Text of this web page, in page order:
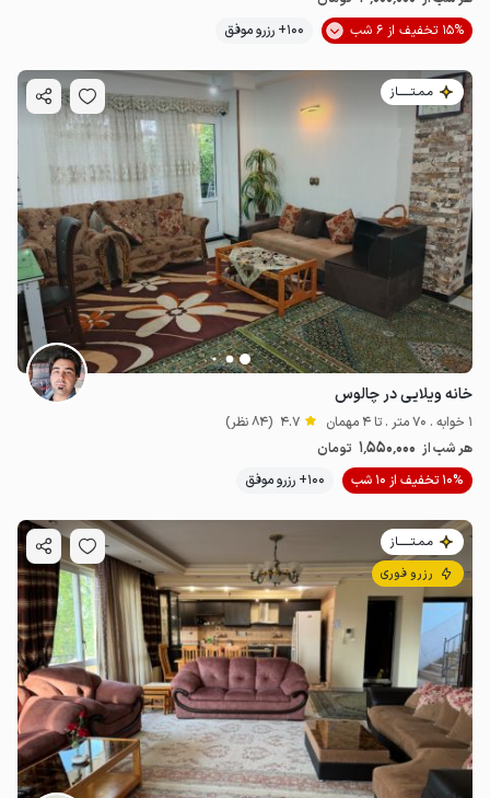
15% تخفیف از 6 شب
100+ رزرو موفق
مـمـتــــــاز
خانه ویلایی در چالوس
1 خوابه . 70 متر . تا 4 مهمان 4.7 (84 نظر)
هر شب از 1٬550٬000 تومان
10% تخفیف از 10 شب
100+ رزرو موفق
مـمـتــــــاز
رزرو فوری